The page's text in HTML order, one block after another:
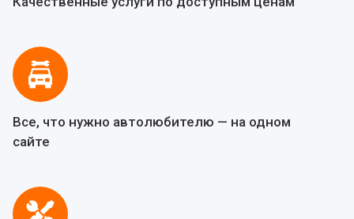
Все, что нужно автолюбителю — на одном
сайте